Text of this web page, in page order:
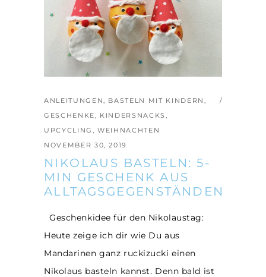
ANLEITUNGEN, BASTELN MIT KINDERN ,
GESCHENKE, KINDERSNACKS,
UPCYCLING ,WEIHNACHTEN
NOVEMBER 30, 2019
NIKOLAUS BASTELN: 5-
MIN GESCHENK AUS
ALLTAGSGEGENSTÄNDEN
Geschenkidee für den Nikolaustag:
Heute zeige ich dir wie Du aus
Mandarinen ganz ruckizucki einen
Nikolaus basteln kannst. Denn bald ist